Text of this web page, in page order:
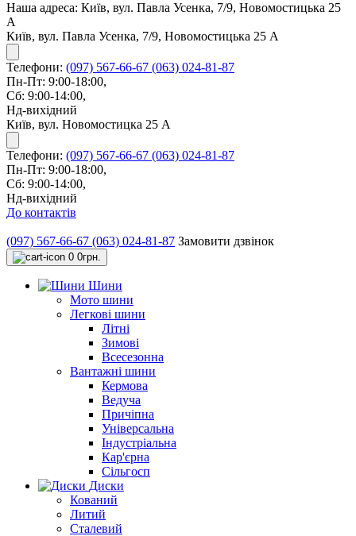
Наша адреса: Київ, вул. Павла Усенка, 7/9, Новомостицька 25
А
Київ, вул. Павла Усенка, 7/9, Новомостицька 25 А
Телефони: (097) 567-66-67 (063) 024-81-87
Пн-Пт: 9:00-18:00,
Сб: 9:00-14:00,
Нд-вихідний
Київ, вул. Новомостицка 25 А
Телефони: (097) 567-66-67 (063) 024-81-87
Пн-Пт: 9:00-18:00,
Сб: 9:00-14:00,
Нд-вихідний
До контактів
(097) 567-66-67 (063) 024-81-87 Замовити дзвінок
0 0грн.
Шини
Мото шини
Легкові шини
Літні
Зимові
Всесезонна
Вантажні шини
Кермова
Ведуча
Причіпна
Універсальна
Індустріальна
Кар'єрна
Сільгосп
Диски
Кований
Литий
Сталевий